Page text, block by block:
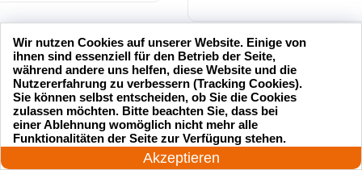
24 Stunden am Tag
Akzeptieren
Wir nutzen Cookies auf unserer Website. Einige von
ihnen sind essenziell für den Betrieb der Seite,
während andere uns helfen, diese Website und die
Nutzererfahrung zu verbessern (Tracking Cookies).
Sie können selbst entscheiden, ob Sie die Cookies
zulassen möchten. Bitte beachten Sie, dass bei
einer Ablehnung womöglich nicht mehr alle
Funktionalitäten der Seite zur Verfügung stehen.